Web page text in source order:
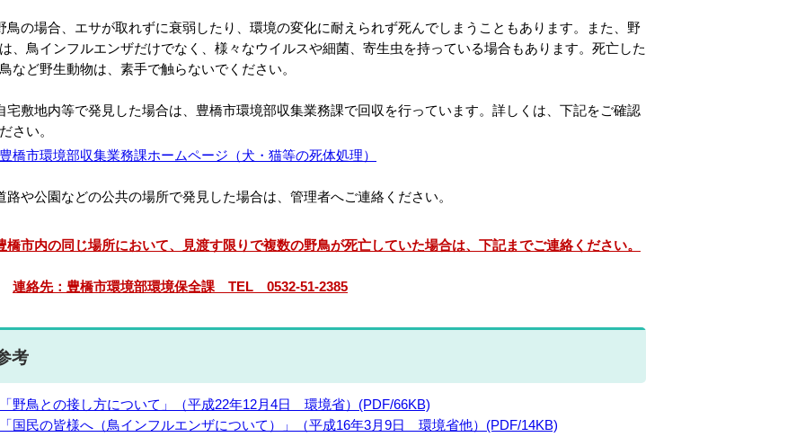
鳥の場合、エサが取れずに衰弱したり、環境の変化に耐えられず死んでしまうこともあります。また、野
、鳥インフルエンザだけでなく、様々なウイルスや細菌、寄生虫を持っている場合もあります。死亡した
など野生動物は、素手で触らないでください。
宅敷地内等で発見した場合は、豊橋市環境部収集業務課で回収を行っています。詳しくは、下記をご確認
さい。
豊橋市環境部収集業務課ホームページ（犬・猫等の死体処理）
路や公園などの公共の場所で発見した場合は、管理者へご連絡ください。
橋市内の同じ場所において、見渡す限りで複数の野鳥が死亡していた場合は、下記までご連絡ください。
連絡先：豊橋市環境部環境保全課 TEL 0532-51-2385
考
「野鳥との接し方について」（平成22年12月4日 環境省）(PDF/66KB)
「国民の皆様へ（鳥インフルエンザについて）」（平成16年3月9日 環境省他）(PDF/14KB)